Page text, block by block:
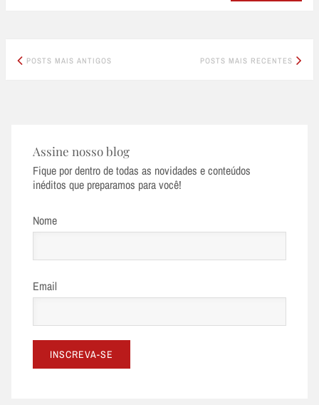
Posts
POSTS MAIS ANTIGOS POSTS MAIS RECENTES
Assine nosso blog
Fique por dentro de todas as novidades e conteúdos
inéditos que preparamos para você!
Nome
Email